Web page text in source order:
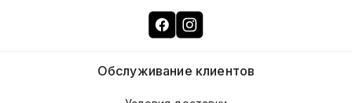
Обслуживание клиентов